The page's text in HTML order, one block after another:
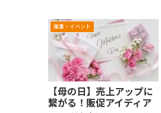
催事・イベント
【母の日】売上アップに
繋がる！販促アイディア